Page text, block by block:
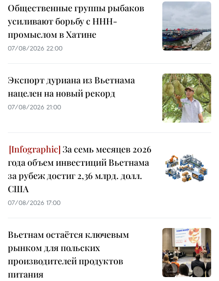
Общественные группы рыбаков
усиливают борьбу с ННН-
промыслом в Хатине
07/08/2026 22:00
Экспорт дуриана из Вьетнама
нацелен на новый рекорд
07/08/2026 21:00
За семь месяцев 2026
года объем инвестиций Вьетнама
за рубеж достиг 2,36 млрд. долл.
США
07/08/2026 17:00
Вьетнам остаётся ключевым
рынком для польских
производителей продуктов
питания